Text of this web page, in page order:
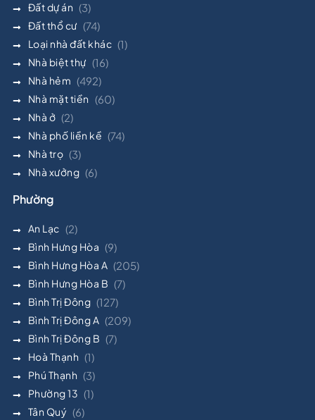
Đất dự án (3)
Đất thổ cư (74)
Loại nhà đất khác (1)
Nhà biệt thự (16)
Nhà hẻm (492)
Nhà mặt tiền (60)
Nhà ở (2)
Nhà phố liền kề (74)
Nhà trọ (3)
Nhà xưởng (6)
Phường
An Lạc (2)
Bình Hưng Hòa (9)
Bình Hưng Hòa A (205)
Bình Hưng Hòa B (7)
Bình Trị Đông (127)
Bình Trị Đông A (209)
Bình Trị Đông B (7)
Hoà Thạnh (1)
Phú Thạnh (3)
Phường 13 (1)
Tân Quý (6)